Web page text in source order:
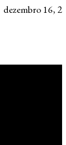
dezembro 16,